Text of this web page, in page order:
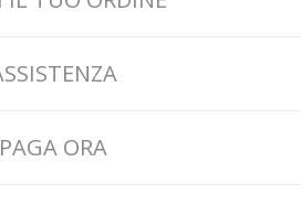
PAGA ORA